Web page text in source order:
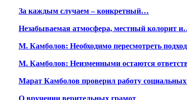
За каждым случаем – конкретный…
Незабываемая атмосфера, местный колорит
М. Камболов: Необходимо пересмотреть
М. Камболов: Неизменными остаются
Марат Камболов проверил работу